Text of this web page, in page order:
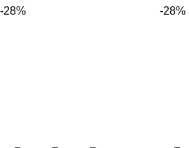
-28% -28%